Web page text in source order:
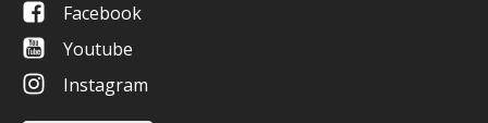
Facebook
Youtube
Instagram